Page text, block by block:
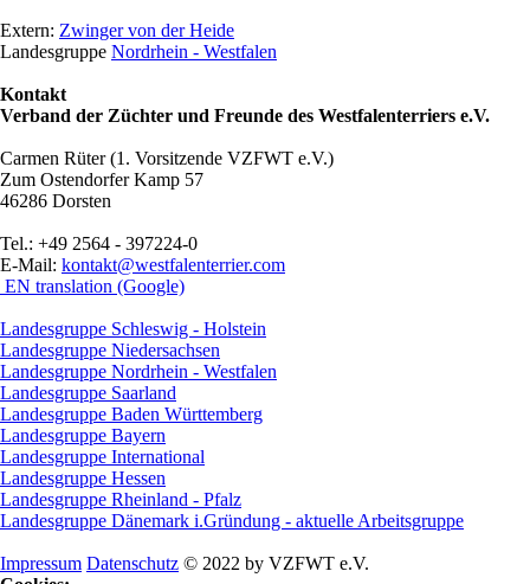
Extern: Zwinger von der Heide
Landesgruppe Nordrhein - Westfalen
Kontakt
Verband der Züchter und Freunde des Westfalenterriers e.V.
Carmen Rüter (1. Vorsitzende VZFWT e.V.)
Zum Ostendorfer Kamp 57
46286 Dorsten
Tel.: +49 2564 - 397224-0
E-Mail: kontakt@westfalenterrier.com
EN translation (Google)
Landesgruppe Schleswig - Holstein
Landesgruppe Niedersachsen
Landesgruppe Nordrhein - Westfalen
Landesgruppe Saarland
Landesgruppe Baden Württemberg
Landesgruppe Bayern
Landesgruppe International
Landesgruppe Hessen
Landesgruppe Rheinland - Pfalz
Landesgruppe Dänemark i.Gründung - aktuelle Arbeitsgruppe
Impressum Datenschutz © 2022 by VZFWT e.V.